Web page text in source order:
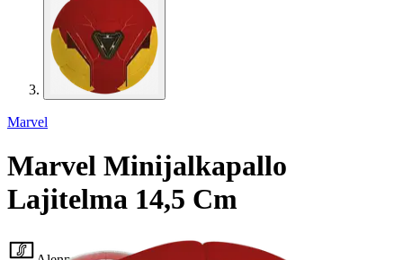
Marvel
Marvel Minijalkapallo
Lajitelma 14,5 Cm